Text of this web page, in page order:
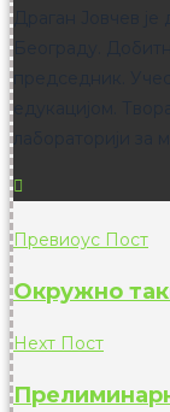
Превиоус Пост
Окружно
Неxт Пост